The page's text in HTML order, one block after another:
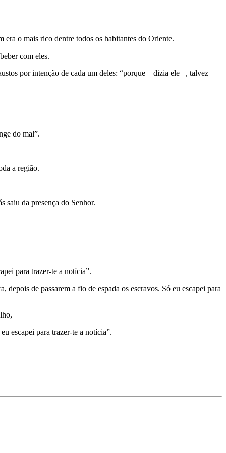
era o mais rico dentre todos os habitantes do Oriente.
com eles.
por intenção de cada um deles: “porque – dizia ele –, talvez
do mal”.
a região.
saiu da presença do Senhor.
para trazer-te a notícia”.
de passarem a fio de espada os escravos. Só eu escapei para
escapei para trazer-te a notícia”.